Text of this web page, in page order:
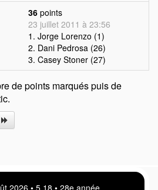
36 points
23 juillet 2011 à 23:56
1. Jorge Lorenzo (1)
2. Dani Pedrosa (26)
3. Casey Stoner (27)
de points marqués puis de
2026 • 5:18 • 28e année